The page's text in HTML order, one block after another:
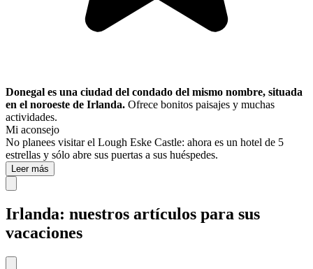
Donegal es una ciudad del condado del mismo nombre, situada
en el noroeste de Irlanda. Ofrece bonitos paisajes y muchas
actividades.
Mi aconsejo
No planees visitar el Lough Eske Castle: ahora es un hotel de 5
estrellas y sólo abre sus puertas a sus huéspedes.
Leer más
Irlanda: nuestros artículos para sus
vacaciones